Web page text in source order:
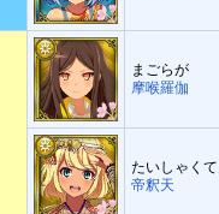
まごらが
摩喉羅伽
たいしゃく
帝釈天